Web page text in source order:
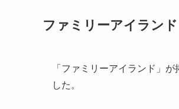
ファミリーアイラン
「ファミリーアイランド」
した。